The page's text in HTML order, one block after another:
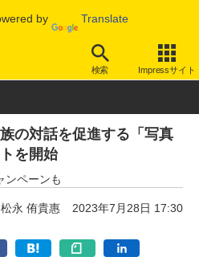
by Translate
検索 Impressサイト
の対話を促進する「写真
を開始
ンペーンも
松永 侑貴惠 2023年7月28日 17:30